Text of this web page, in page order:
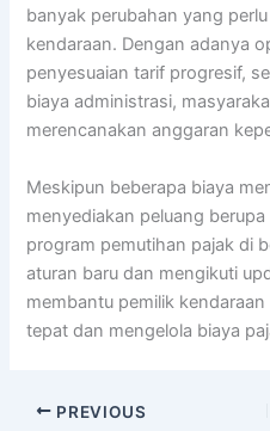
banyak perubahan yang
kendaraan. Dengan adanya
penyesuaian tarif progresif,
biaya administrasi,
merencanakan anggaran
Meskipun beberapa biaya
menyediakan peluang
program pemutihan pajak di
aturan baru dan mengikuti
membantu pemilik
tepat dan mengelola biaya
PREVIOUS